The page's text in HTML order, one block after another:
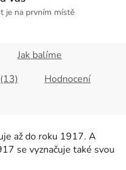
je na prvním místě
Jak balíme
Hodnocení
až do roku 1917. A
se vyznačuje také svou